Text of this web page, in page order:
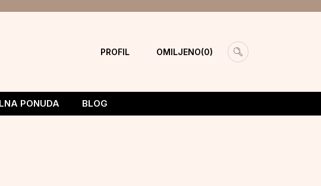
PROFIL 0
OMILJENO
PONUDA BLOG